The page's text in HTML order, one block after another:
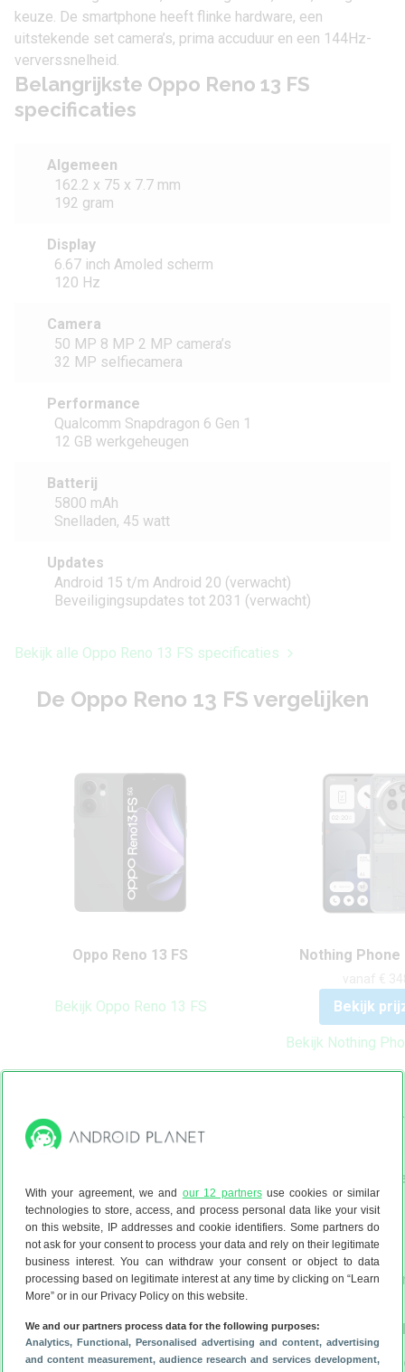
With your agreement, we and our 12 partnersuse cookies or similar
technologies to store, access, and process personal data like your visit
on this website, IP addresses and cookie identifiers. Some partners do
not ask for your consent to process your data and rely on their legitimate
business interest. You can withdraw your consent or object to data
processing based on legitimate interest at any time by clicking on “Learn
More” or in our Privacy Policy on this website.
We and our partners process data for the following purposes:
Analytics, Functional, Personalised advertising and content, advertising
and content measurement, audience research and services development,
keuze. De smartphone heeft flinke hardware, een
uitstekende set camera’s, prima accuduur en een 144Hz-
ververssnelheid.
Belangrijkste Oppo Reno 13 FS
specificaties
Algemeen
162.2 x 75 x 7.7 mm
192 gram
Display
6.67 inch Amoled scherm
120 Hz
Camera
50 MP 8 MP 2 MP camera’s
32 MP selfiecamera
Performance
Qualcomm Snapdragon 6 Gen 1
12 GB werkgeheugen
Batterij
5800 mAh
Snelladen, 45 watt
Updates
Android 15 t/m Android 20 (verwacht)
Beveiligingsupdates tot 2031 (verwacht)
Bekijk alle Oppo Reno 13 FS specificaties
De Oppo Reno 13 FS vergelijken
Oppo Reno 13 FS
Bekijk Oppo Reno 13 FS
192 gram
120 Hz
50 MP 8 MP 2 MP
camera’s
32 MP selfiecamera
Qualcomm Snapdragon 6
Gen 1
12 GB werkgeheugen
Nothing
Bekijk
Bekijk Nothing
163.5 x 77.5 x
6.77 inch
120 Hz
50 MP 8 MP 50
camera’s
50 MP
Qualcomm
Gen 3
12 GB